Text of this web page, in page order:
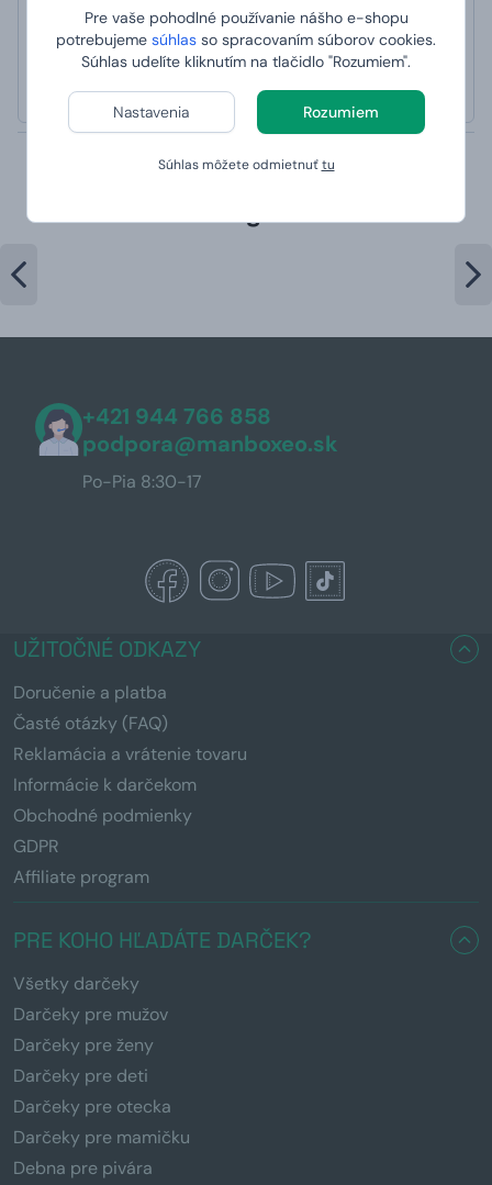
Pre vaše pohodlné používanie nášho e-shopu
potrebujeme súhlas so spracovaním súborov cookies.
Súhlas udelíte kliknutím na tlačidlo "Rozumiem".
Nastavenia Rozumiem
Súhlas môžete odmietnuťtu
Jarmila
hodnotené 9. 2. 2025 na webe Heureka
Rychlost,kvalitní produkty,
Najpredávanejšie produkty v
+421 944 766 858
podpora@manboxeo.sk
Po-Pia 8:30-17
UŽITOČNÉ ODKAZY
Doručenie a platba
Časté otázky (FAQ)
Reklamácia a vrátenie tovaru
Informácie k darčekom
Obchodné podmienky
GDPR
Affiliate program
PRE KOHO HĽADÁTE DARČEK?
Všetky darčeky
Darčeky pre mužov
Darčeky pre ženy
Darčeky pre deti
Darčeky pre otecka
Darčeky pre mamičku
Debna pre pivára